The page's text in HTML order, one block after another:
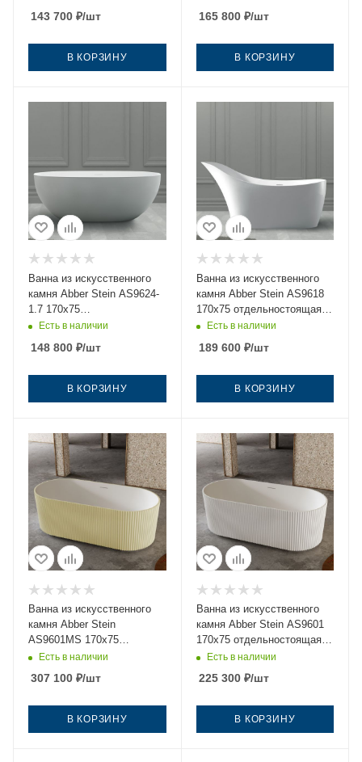
с ножками
143 700 ₽/шт
В КОРЗИНУ
с ножками
165 800₽/шт
В КОРЗИНУ
Ванна из искусственного
камня Abber Stein AS9624-
1.7 170х75
отдельностоящая овальная
Есть в наличии
148 800 ₽/шт
В КОРЗИНУ
Ванна из искусственного
камня Abber Stein AS9618
170х75 отдельностоящая
овальная с ножками
Есть в наличии
189 600₽/шт
В КОРЗИНУ
Ванна из искусственного
камня Abber Stein
AS9601MS 170х75
отдельностоящая овальная
с ножками
Есть в наличии
307 100 ₽/шт
В КОРЗИНУ
Ванна из искусственного
камня Abber Stein AS9601
170х75 отдельностоящая
овальная с каркасом
Есть в наличии
225 300₽/шт
В КОРЗИНУ